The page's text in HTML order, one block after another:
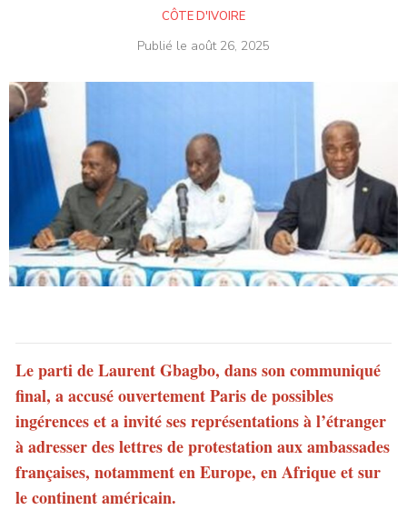
CÔTE D'IVOIRE
Publié le août 26, 2025
Le parti de Laurent Gbagbo, dans son communiqué
final, a accusé ouvertement Paris de possibles
ingérences et a invité ses représentations à l’étranger
à adresser des lettres de protestation aux ambassades
françaises, notamment en Europe, en Afrique et sur
le continent américain.